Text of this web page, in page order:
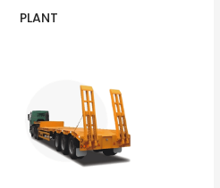
PLANT